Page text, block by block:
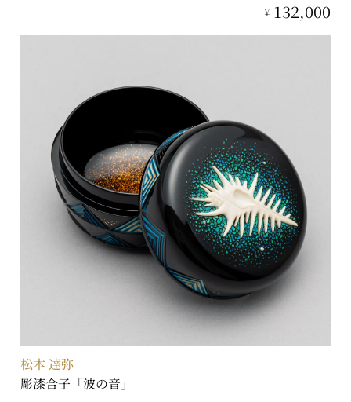
¥ 132,000
松本 達弥
彫漆合子「波の音」